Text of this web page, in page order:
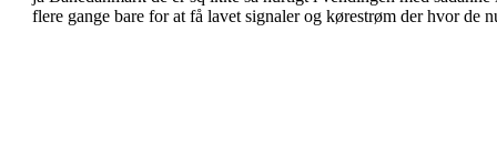
flere gange bare for at få lavet signaler og kørestrøm der hvor de